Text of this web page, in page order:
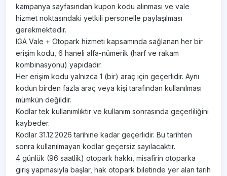
kampanya sayfasından kupon kodu alınması ve vale
hizmet noktasındaki yetkili personelle paylaşılması
gerekmektedir.
IGA Vale + Otopark hizmeti kapsamında sağlanan her bir
erişim kodu, 6 haneli alfa-nümerik (harf ve rakam
kombinasyonu) yapıdadır.
Her erişim kodu yalnızca 1 (bir) araç için geçerlidir. Aynı
kodun birden fazla araç veya kişi tarafından kullanılması
mümkün değildir.
Kodlar tek kullanımlıktır ve kullanım sonrasında geçerliliğini
kaybeder.
Kodlar 31.12.2026 tarihine kadar geçerlidir. Bu tarihten
sonra kullanılmayan kodlar geçersiz sayılacaktır.
4 günlük (96 saatlik) otopark hakkı, misafirin otoparka
giriş yapmasıyla başlar, hak otopark biletinde yer alan tarih